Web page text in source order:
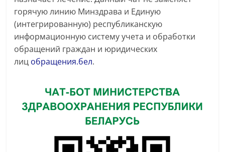
горячую линию Минздрава и Единую
(интегрированную) республиканскую
информационную систему учета и обработки
обращений граждан и юридических
лиц обращения.бел.